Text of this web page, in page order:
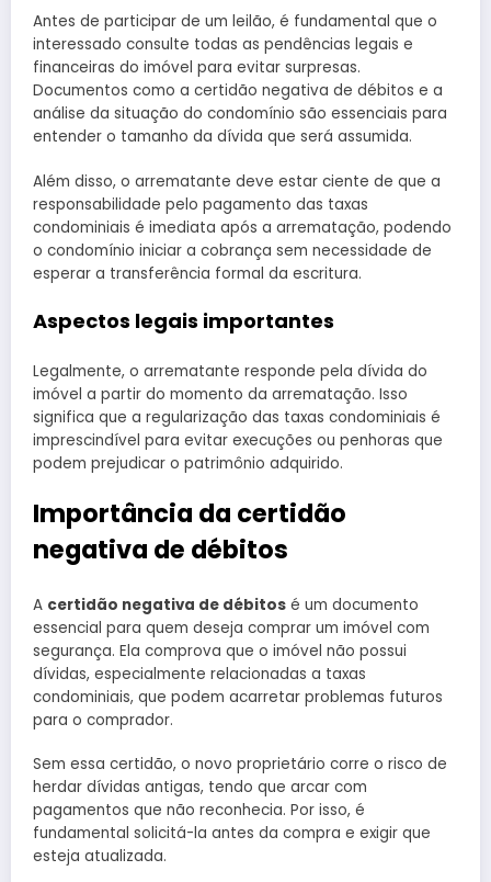
Antes de participar de um leilão, é fundamental que o
interessado consulte todas as pendências legais e
financeiras do imóvel para evitar surpresas.
Documentos como a certidão negativa de débitos e a
análise da situação do condomínio são essenciais para
entender o tamanho da dívida que será assumida.
Além disso, o arrematante deve estar ciente de que a
responsabilidade pelo pagamento das taxas
condominiais é imediata após a arrematação, podendo
o condomínio iniciar a cobrança sem necessidade de
esperar a transferência formal da escritura.
Aspectos legais importantes
Legalmente, o arrematante responde pela dívida do
imóvel a partir do momento da arrematação. Isso
significa que a regularização das taxas condominiais é
imprescindível para evitar execuções ou penhoras que
podem prejudicar o patrimônio adquirido.
Importância da certidão
negativa de débitos
A certidão negativa de débitos é um documento
essencial para quem deseja comprar um imóvel com
segurança. Ela comprova que o imóvel não possui
dívidas, especialmente relacionadas a taxas
condominiais, que podem acarretar problemas futuros
para o comprador.
Sem essa certidão, o novo proprietário corre o risco de
herdar dívidas antigas, tendo que arcar com
pagamentos que não reconhecia. Por isso, é
fundamental solicitá-la antes da compra e exigir que
esteja atualizada.